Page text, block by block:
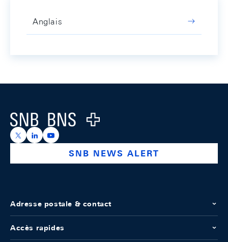
Anglais
Logo
https://x.com/snb_bns
https://ch.linkedin.com/company/swiss-national-
https://www.youtube.com/@swissnationalbank
SNB NEWS ALERT
Adresse postale & contact
Accès rapides